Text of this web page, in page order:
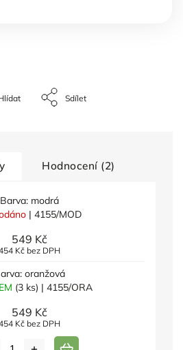
Sdílet
Hodnocení (2)
Barva: modrá
| 4155/MOD
549 Kč
Kč bez DPH
oranžová
(3 ks) | 4155/ORA
549 Kč
Kč bez DPH